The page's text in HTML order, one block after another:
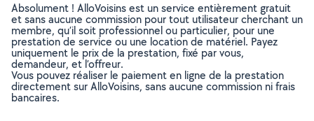
Absolument ! AlloVoisins est un service entièrement gratuit
et sans aucune commission pour tout utilisateur cherchant un
membre, qu’il soit professionnel ou particulier, pour une
prestation de service ou une location de matériel. Payez
uniquement le prix de la prestation, fixé par vous,
demandeur, et l’offreur.
Vous pouvez réaliser le paiement en ligne de la prestation
directement sur AlloVoisins, sans aucune commission ni frais
bancaires.